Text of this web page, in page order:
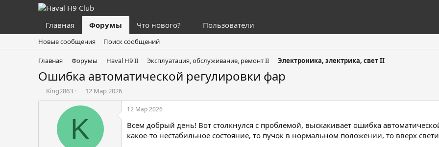
Главная Форумы Что нового? Пользователи
Новые сообщения Поиск сообщений
Главная Форумы Haval H9 II Эксплуатация, обслуживание, ремонт II Электроника, электрика, свет II
Ошибка автоматической регулировки фар
А
King2863
Д
т
н
а
12 Мар 2026
K
12 Мар 2026
Всем добрый день! Вот столкнулся с проблемой, выскакивает ошибка
какое-то нестабильное состояние, то пучок в нормальном положении, то вверх